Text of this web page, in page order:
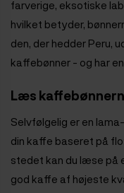
farverige, eksotiske
hvilket betyder,
den, der hedder Peru,
kaffebønner - og har
Læs
Selvfølgelig er en
din kaffe baseret på
stedet kan du læse på
god kaffe af højeste